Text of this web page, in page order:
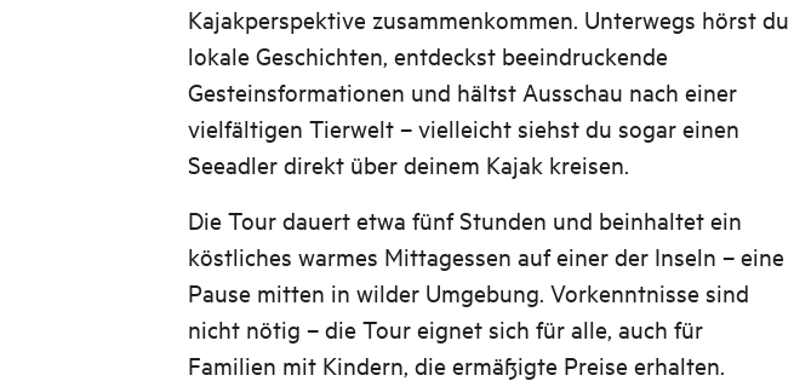
Kajakperspektive zusammenkommen. Unterwegs hörst du
lokale Geschichten, entdeckst beeindruckende
Gesteinsformationen und hältst Ausschau nach einer
vielfältigen Tierwelt – vielleicht siehst du sogar einen
Seeadler direkt über deinem Kajak kreisen.
Die Tour dauert etwa fünf Stunden und beinhaltet ein
köstliches warmes Mittagessen auf einer der Inseln – eine
Pause mitten in wilder Umgebung. Vorkenntnisse sind
nicht nötig – die Tour eignet sich für alle, auch für
Familien mit Kindern, die ermäßigte Preise erhalten.